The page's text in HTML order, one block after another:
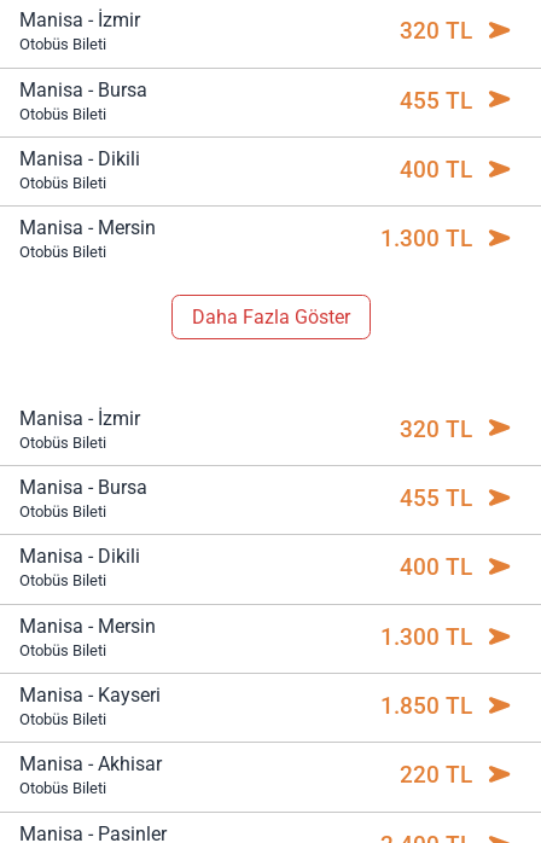
Manisa - İzmir
Otobüs Bileti 320 TL
Manisa - Bursa
Otobüs Bileti 455 TL
Manisa - Dikili
Otobüs Bileti 400 TL
Manisa - Mersin
Otobüs Bileti 1.300 TL
Daha Fazla Göster
Manisa - İzmir
Otobüs Bileti 320 TL
Manisa - Bursa
Otobüs Bileti 455 TL
Manisa - Dikili
Otobüs Bileti 400 TL
Manisa - Mersin
Otobüs Bileti 1.300 TL
Manisa - Kayseri
Otobüs Bileti 1.850 TL
Manisa - Akhisar
Otobüs Bileti 220 TL
Manisa - Pasinler